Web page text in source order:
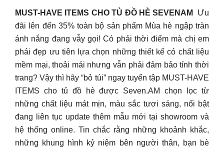
MUST-HAVE ITEMS CHO TỦ ĐỒ HÈ SEVENAM
Ưu
đãi lên đến 35% toàn bộ sản phẩm Mùa hè ngập tràn
ánh nắng đang vẫy gọi! Có phải thời điểm mà chị em
phái đẹp ưu tiên lựa chọn những thiết kế có chất liệu
mềm mại, thoải mái nhưng vẫn phải đảm bảo tính thời
trang? Vậy thì hãy “bỏ túi” ngay tuyển tập MUST-HAVE
ITEMS cho tủ đồ hè được Seven.AM chọn lọc từ
những chất liệu mát mịn, màu sắc tươi sáng, nổi bật
đang liên tục update thêm mẫu mới tại showroom và
hệ thống online. Tin chắc rằng những khoảnh khắc,
những khung hình kỷ niệm bên người thân, bạn bè